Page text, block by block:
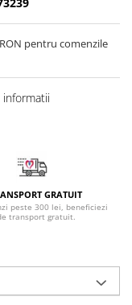
RON pentru comenzile
GRATUIT
peste 300 lei, beneficiezi
transport gratuit.